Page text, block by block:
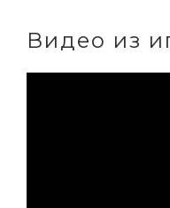
Видео из